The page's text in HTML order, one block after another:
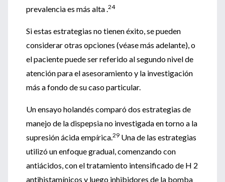
prevalencia es más alta .24
Si estas estrategias no tienen éxito, se pueden
considerar otras opciones (véase más adelante), o
el paciente puede ser referido al segundo nivel de
atención para el asesoramiento y la investigación
más a fondo de su caso particular.
Un ensayo holandés comparó dos estrategias de
manejo de la dispepsia no investigada en torno a la
supresión ácida empírica.29 Una de las estrategias
utilizó un enfoque gradual, comenzando con
antiácidos, con el tratamiento intensificado de H 2
antihistamínicos y luego inhibidores de la bomba